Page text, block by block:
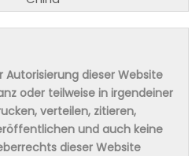
dieser Website
oder teilweise in irgendeiner
verteilen, zitieren,
und auch keine
dieser Website